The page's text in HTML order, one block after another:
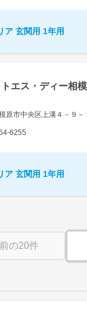
ア 玄関用 1年用
エス・ディー相
原市中央区上溝４－９－
6255
ア 玄関用 1年用
前の20件